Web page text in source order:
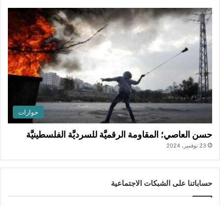
حوارات
حسن العاصي؛ المقاومة الرقميَّة للسرديَّة الفلسطينيَّة
23 نوفمبر، 2024
حساباتنا على الشبكات الاجتماعية